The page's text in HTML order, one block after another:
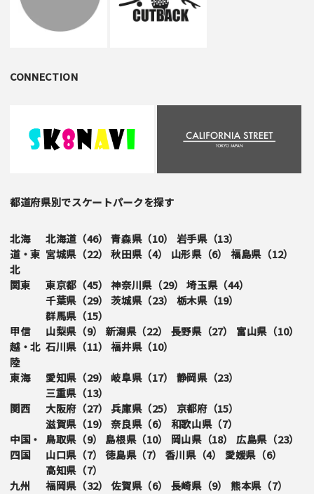
CONNECTION
都道府県別でスケートパークを探す
北海
道・東
北
北海道（46） 青森県（10） 岩手県（13）
宮城県（22） 秋田県（4） 山形県（6） 福島県（12）
関東 東京都（45） 神奈川県（29） 埼玉県（44）
千葉県（29） 茨城県（23） 栃木県（19）
群馬県（15）
甲信
越・北
陸
山梨県（9） 新潟県（22） 長野県（27） 富山県（10）
石川県（11） 福井県（10）
東海 愛知県（29） 岐阜県（17） 静岡県（23）
三重県（13）
関西
大阪府（27） 兵庫県（25） 京都府（15）
滋賀県（19） 奈良県（6） 和歌山県（7）
中国・
四国
鳥取県（9） 島根県（10） 岡山県（18） 広島県（23）
山口県（7） 徳島県（7） 香川県（4） 愛媛県（6）
高知県（7）
九州
福岡県（32） 佐賀県（6） 長崎県（9） 熊本県（7）